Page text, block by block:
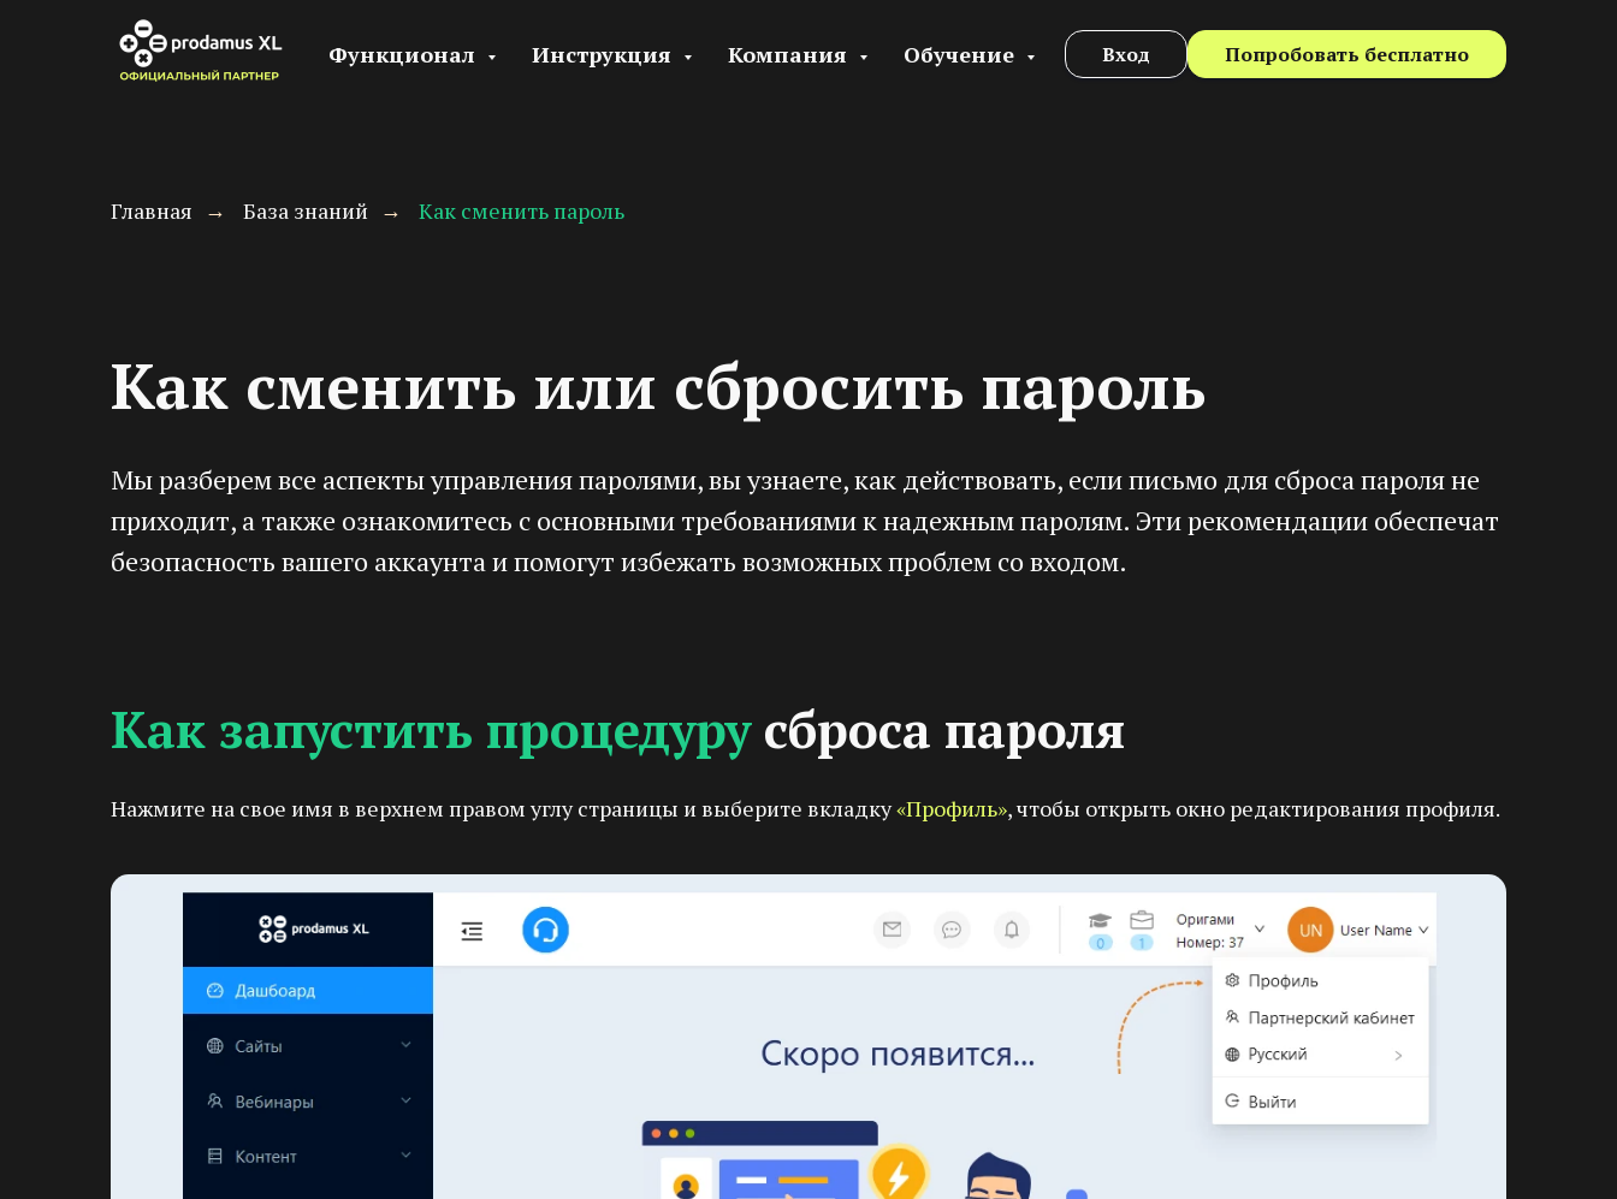
Функционал Инструкция Компания Обучение Вход Попробовать бесплатно
Главная → База знаний → Как сменить пароль
Как сменить или сбросить пароль
Мы разберем все аспекты управления паролями, вы узнаете, как действовать, если письмо для сброса пароля не
приходит, а также ознакомитесь с основными требованиями к надежным паролям. Эти рекомендации обеспечат
безопасность вашего аккаунта и помогут избежать возможных проблем со входом.
Нажмите на свое имя в верхнем правом углу страницы и выберите вкладку«Профиль», чтобы открыть окно редактирования профиля.
Как запустить процедурусброса пароля